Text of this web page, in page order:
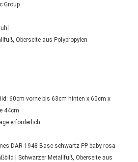
Group
Oberseite aus Polypropylen
60cm vorne bis 63cm hinten x 60cm x
44cm
erforderlich
DAR 1948 Base schwartz PP baby rosa
| Schwarzer Metallfuß, Oberseite aus